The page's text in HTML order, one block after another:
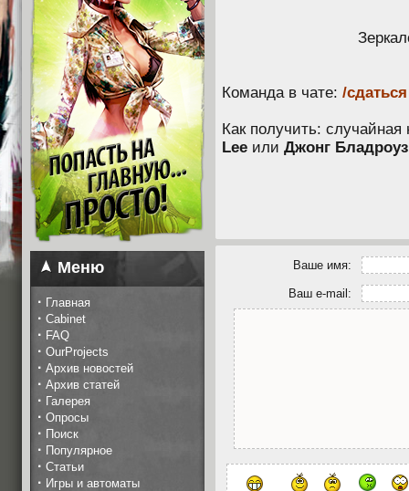
Меню
· Главная
· Cabinet
· FAQ
· OurProjects
· Архив новостей
· Архив статей
· Галерея
· Опросы
· Поиск
· Популярное
· Статьи
· Игры и автоматы
Команда в чате: /сдаться
Как получить: случайная
Lee или Джонг
Ваше имя:
Ваш e-mail: